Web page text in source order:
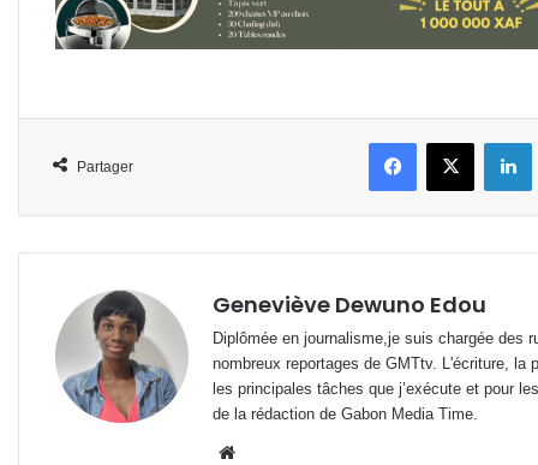
Partager
FacebookX
Geneviève Dewuno Edou
Diplômée en journalisme,je suis chargée des
nombreux reportages de GMTtv. L'écriture,
les principales tâches que j’exécute et pour
de la rédaction de Gabon Media Time.